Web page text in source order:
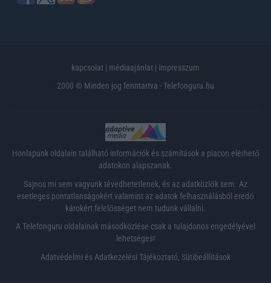
kapcsolat | médiaajánlat | impresszum
2000 © Minden jog fenntartva - Telefonguru.hu
Honlapunk oldalain található információk és számítások a piacon elérhető
adatokon alapszanak.
Sajnos mi sem vagyunk tévedhetetlenek, és az adatközlők sem. Az
esetleges pontatlanságokért valamint az adatok felhasználásból eredő
károkért felelősséget nem tudunk vállalni.
A Telefonguru oldalainak másodközlése csak a tulajdonos engedélyével
lehetséges!
Adatvédelmi és Adatkezelési Tájékoztató, Sütibeállítások